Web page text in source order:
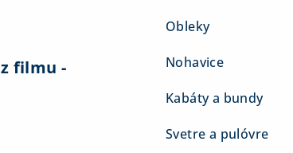
filmu -
Obleky
Nohavice
Kabáty a bundy
Svetre a pulóvre